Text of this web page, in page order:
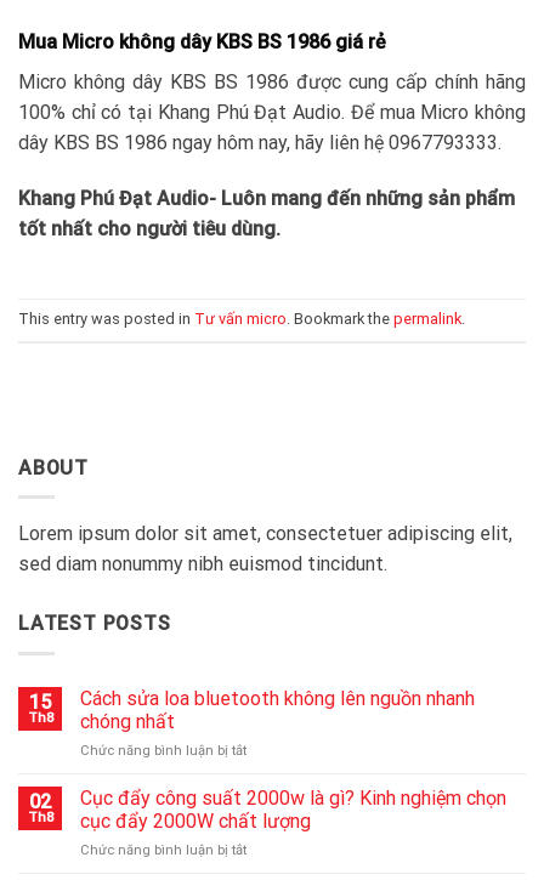
Mua Micro không dây KBS BS 1986 giá rẻ
Micro không dây KBS BS 1986 được cung cấp chính hãng
100% chỉ có tại Khang Phú Đạt Audio. Để mua Micro không
dây KBS BS 1986 ngay hôm nay, hãy liên hệ 0967793333.
Khang Phú Đạt Audio- Luôn mang đến những sản phẩm
tốt nhất cho người tiêu dùng.
This entry was posted in Tư vấn micro. Bookmark the permalink.
ABOUT
Lorem ipsum dolor sit amet, consectetuer adipiscing elit,
sed diam nonummy nibh euismod tincidunt.
LATEST POSTS
15
Th8
Cách sửa loa bluetooth không lên nguồn nhanh
chóng nhất
Chức năng bình luận bị tắtở
sửa
loa
bluetooth
không
02
Th8
Cục đẩy công suất 2000w là gì? Kinh nghiệm chọn
cục đẩy 2000W chất lượng
Chức năng bình luận bị tắtở